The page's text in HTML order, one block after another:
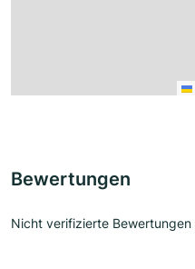
Bewertungen
Nicht verifizierte Bewertungen